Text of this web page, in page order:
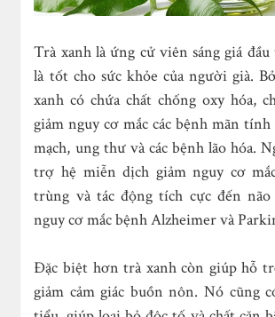
Trà xanh là ứng cử viên sáng giá
là tốt cho sức khỏe của người già.
xanh có chứa chất chống oxy hóa,
giảm nguy cơ mắc các bệnh mãn
mạch, ung thư và các bệnh lão hóa.
trợ hệ miễn dịch giảm nguy cơ
trùng và tác động tích cực đến
nguy cơ mắc bệnh Alzheimer và
Đặc biệt hơn trà xanh còn giúp hỗ
giảm cảm giác buồn nôn. Nó cũng